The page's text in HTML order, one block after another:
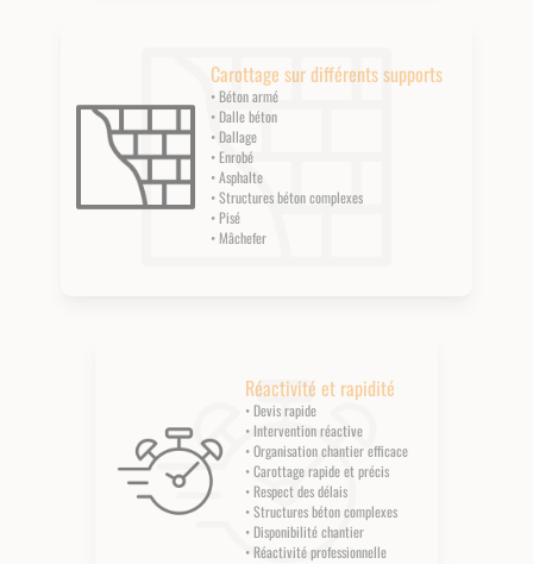
Carottage sur différents supports
• Béton armé
• Dalle béton
• Dallage
• Enrobé
• Asphalte
• Structures béton complexes
• Pisé
• Mâchefer
Réactivité et rapidité
• Devis rapide
• Intervention réactive
• Organisation chantier efficace
• Carottage rapide et précis
• Respect des délais
• Structures béton complexes
• Disponibilité chantier
• Réactivité professionnelle